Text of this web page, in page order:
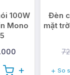
luôn đúng
khi mua
100W
Mono
Đèn
mặt
So